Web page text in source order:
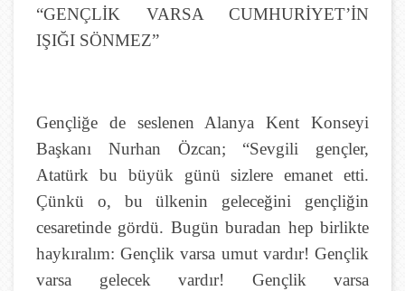
“GENÇLİK VARSA CUMHURİYET’İN
IŞIĞI SÖNMEZ”
Gençliğe de seslenen Alanya Kent Konseyi
Başkanı Nurhan Özcan; “Sevgili gençler,
Atatürk bu büyük günü sizlere emanet etti.
Çünkü o, bu ülkenin geleceğini gençliğin
cesaretinde gördü. Bugün buradan hep birlikte
haykıralım: Gençlik varsa umut vardır! Gençlik
varsa gelecek vardır! Gençlik varsa